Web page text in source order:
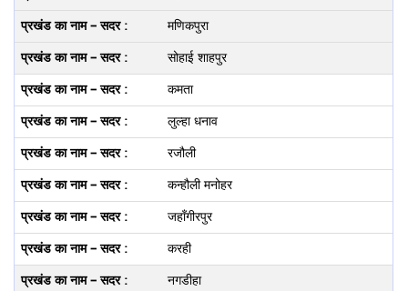
मणिकपुरा
सोहाई शाहपुर
कमता
लुल्‍हा धनाव
रजौली
कन्‍हौली मनोहर
जहॉंगीरपुर
करही
नगडीहा